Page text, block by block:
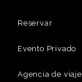
Reservar
Evento Privado
Agencia de viaje